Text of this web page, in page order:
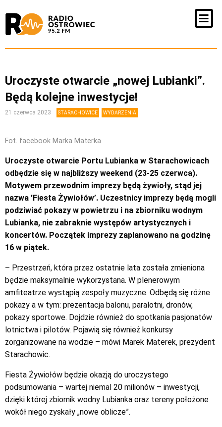
Uroczyste otwarcie „nowej Lubianki”.
Będą kolejne inwestycje!
21 czerwca 2023 STARACHOWICE WYDARZENIA
Fot. facebook Marka Materka
Uroczyste otwarcie Portu Lubianka w Starachowicach
odbędzie się w najbliższy weekend (23-25 czerwca).
Motywem przewodnim imprezy będą żywioły, stąd jej
nazwa 'Fiesta Żywiołów’. Uczestnicy imprezy będą mogli
podziwiać pokazy w powietrzu i na zbiorniku wodnym
Lubianka, nie zabraknie występów artystycznych i
koncertów. Początek imprezy zaplanowano na godzinę
16 w piątek.
– Przestrzeń, która przez ostatnie lata została zmieniona
będzie maksymalnie wykorzystana. W plenerowym
amfiteatrze wystąpią zespoły muzyczne. Odbędą się różne
pokazy a w tym: prezentacja balonu, paralotni, dronów,
pokazy sportowe. Dojdzie również do spotkania pasjonatów
lotnictwa i pilotów. Pojawią się również konkursy
zorganizowane na wodzie – mówi Marek Materek, prezydent
Starachowic.
Fiesta Żywiołów będzie okazją do uroczystego
podsumowania – wartej niemal 20 milionów – inwestycji,
dzięki której zbiornik wodny Lubianka oraz tereny położone
wokół niego zyskały „nowe oblicze”.